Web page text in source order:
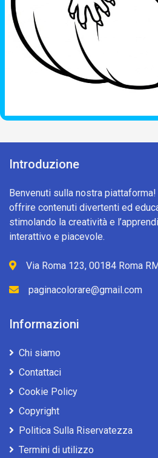
Introduzione
Benvenuti sulla nostra
offrire contenuti divertenti ed
stimolando la creatività e
interattivo e piacevole.
Via Roma 123, 00184 Roma
paginacolorare@gmail.com
Informazioni
Chi siamo
Contattaci
Cookie Policy
Copyright
Politica Sulla Riservatezza
Termini di utilizzo